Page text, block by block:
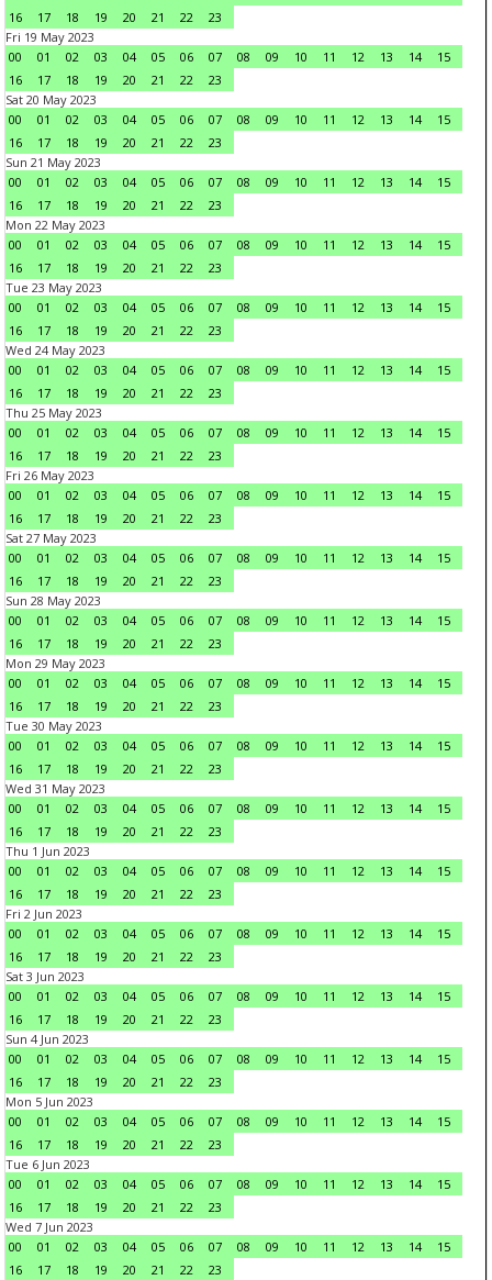
16
17 18 19 20 21 22
23
Fri 19 May 2023
00
01 02 03 04 05 06 07 08 09 10 11 12 13 14
15
16
17 18 19 20 21 22
23
Sat 20 May 2023
00
01 02 03 04 05 06 07 08 09 10 11 12 13 14
15
16
17 18 19 20 21 22
23
Sun 21 May 2023
00
01 02 03 04 05 06 07 08 09 10 11 12 13 14
15
16
17 18 19 20 21 22
23
Mon 22 May 2023
00
01 02 03 04 05 06 07 08 09 10 11 12 13 14
15
16
17 18 19 20 21 22
23
Tue 23 May 2023
00
01 02 03 04 05 06 07 08 09 10 11 12 13 14
15
16
17 18 19 20 21 22
23
Wed 24 May 2023
00
01 02 03 04 05 06 07 08 09 10 11 12 13 14
15
16
17 18 19 20 21 22
23
Thu 25 May 2023
00
01 02 03 04 05 06 07 08 09 10 11 12 13 14
15
16
17 18 19 20 21 22
23
Fri 26 May 2023
00
01 02 03 04 05 06 07 08 09 10 11 12 13 14
15
16
17 18 19 20 21 22
23
Sat 27 May 2023
00
01 02 03 04 05 06 07 08 09 10 11 12 13 14
15
16
17 18 19 20 21 22
23
Sun 28 May 2023
00
01 02 03 04 05 06 07 08 09 10 11 12 13 14
15
16
17 18 19 20 21 22
23
Mon 29 May 2023
00
01 02 03 04 05 06 07 08 09 10 11 12 13 14
15
16
17 18 19 20 21 22
23
Tue 30 May 2023
00
01 02 03 04 05 06 07 08 09 10 11 12 13 14
15
16
17 18 19 20 21 22
23
Wed 31 May 2023
00
01 02 03 04 05 06 07 08 09 10 11 12 13 14
15
16
17 18 19 20 21 22
23
Thu 1 Jun 2023
00
01 02 03 04 05 06 07 08 09 10 11 12 13 14
15
16
17 18 19 20 21 22
23
Fri 2 Jun 2023
00
01 02 03 04 05 06 07 08 09 10 11 12 13 14
15
16
17 18 19 20 21 22
23
Sat 3 Jun 2023
00
01 02 03 04 05 06 07 08 09 10 11 12 13 14
15
16
17 18 19 20 21 22
23
Sun 4 Jun 2023
00
01 02 03 04 05 06 07 08 09 10 11 12 13 14
15
16
17 18 19 20 21 22
23
Mon 5 Jun 2023
00
01 02 03 04 05 06 07 08 09 10 11 12 13 14
15
16
17 18 19 20 21 22
23
Tue 6 Jun 2023
00
01 02 03 04 05 06 07 08 09 10 11 12 13 14
15
16
17 18 19 20 21 22
23
Wed 7 Jun 2023
00
01 02 03 04 05 06 07 08 09 10 11 12 13 14
15
16
17 18 19 20 21 22
23